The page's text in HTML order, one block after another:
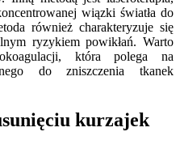
wiązki światła do
również charakteryzuje się
ryzykiem powikłań. Warto
która polega na
do zniszczenia tkanek
kurzajek